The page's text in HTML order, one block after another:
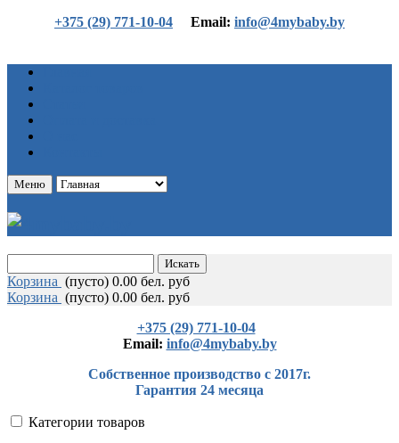
+375 (29) 771-10-04 Еmail: info@4mybaby.by
Меню
Корзина (пусто) 0.00 бел. руб
Корзина (пусто) 0.00 бел. руб
+375 (29) 771-10-04
Еmail: info@4mybaby.by
Собственное производство с 2017г.
Гарантия 24 месяца
Категории товаров